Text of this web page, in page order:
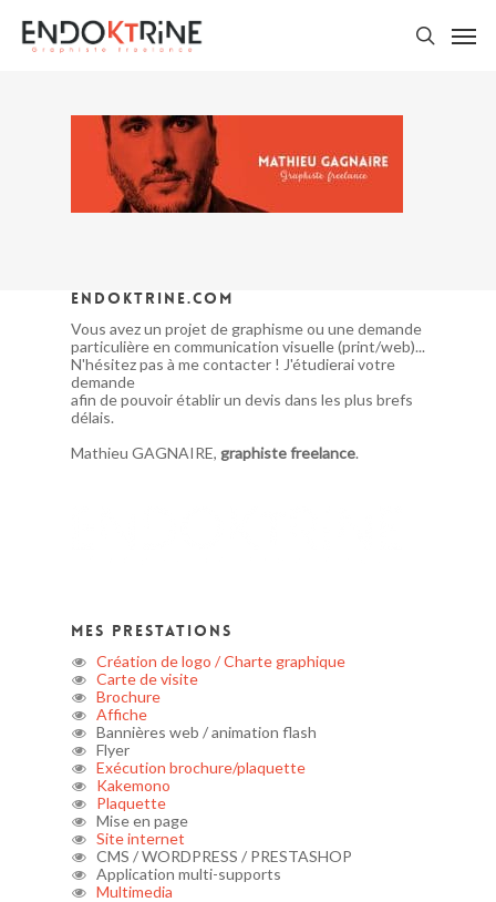
main
search
endoktrine.com
Vous avez un projet de graphisme ou une demande
particulière en communication visuelle (print/web)...
N'hésitez pas à me contacter ! J'étudierai votre
demande
afin de pouvoir établir un devis dans les plus brefs
délais.
Mathieu GAGNAIRE, graphiste freelance.
Mes prestations
Création de logo / Charte graphique
Carte de visite
Brochure
Affiche
Bannières web / animation flash
Flyer
Exécution brochure/plaquette
Kakemono
Plaquette
Mise en page
Site internet
CMS / WORDPRESS / PRESTASHOP
Application multi-supports
Multimedia